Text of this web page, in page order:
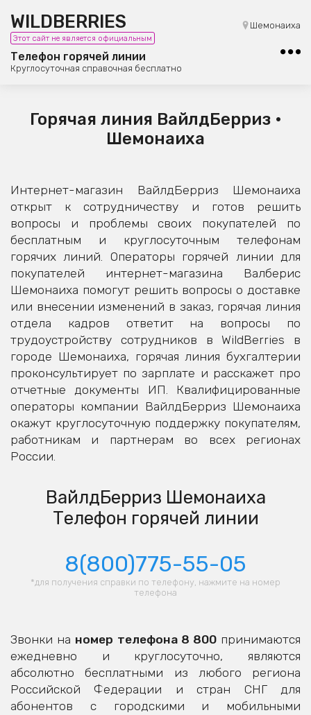
WILDBERRIES
Этот сайт не является официальным
Телефон горячей линии
Круглосуточная справочная бесплатно
Шемонаиха
8 (800) 101-42-23
Бесплатная юридическая консультация
Горячая линия ВайлдБерриз •
Шемонаиха
Интернет-магазин ВайлдБерриз Шемонаиха
открыт к сотрудничеству и готов решить
вопросы и проблемы своих покупателей по
бесплатным и круглосуточным телефонам
горячих линий. Операторы горячей линии для
покупателей интернет-магазина Валберис
Шемонаиха помогут решить вопросы о доставке
или внесении изменений в заказ, горячая линия
отдела кадров ответит на вопросы по
трудоустройству сотрудников в WildBerries в
городе Шемонаиха, горячая линия бухгалтерии
проконсультирует по зарплате и расскажет про
отчетные документы ИП. Квалифицированные
операторы компании ВайлдБерриз Шемонаиха
окажут круглосуточную поддержку покупателям,
работникам и партнерам во всех регионах
России.
ВайлдБерриз Шемонаиха
Телефон горячей линии
8(800)775-55-05
*для получения справки по телефону, нажмите на номер
телефона
Звонки на номер телефона 8 800принимаются
ежедневно и круглосуточно, являются
абсолютно бесплатными из любого региона
Российской Федерации и стран СНГ для
абонентов с городскими и мобильными